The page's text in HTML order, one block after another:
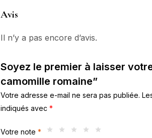
Avis
Il n’y a pas encore d’avis.
Soyez le premier à laisser
camomille romaine”
Votre adresse e-mail ne sera pas publiée.
indiqués avec *
Votre note *